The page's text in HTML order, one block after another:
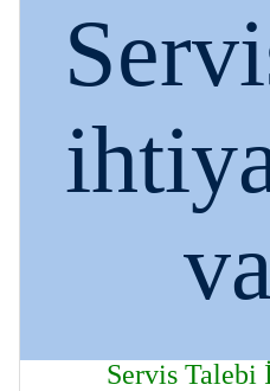
Servis Talebi